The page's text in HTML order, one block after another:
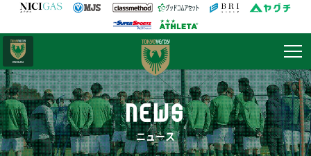
NEWS
ニュース